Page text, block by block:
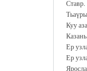
Ставр.
Куу
Ер
Ер